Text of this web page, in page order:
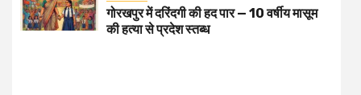
गोरखपुर में दरिंदगी की हद पार — 10 वर्षीय मासूम
की हत्या से प्रदेश स्तब्ध